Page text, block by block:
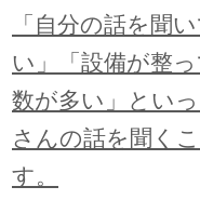
「自分の話を聞
い」「設備が整
数が多い」とい
さんの話を聞く
す。